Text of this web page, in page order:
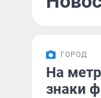
ГОРОД
На
знаки